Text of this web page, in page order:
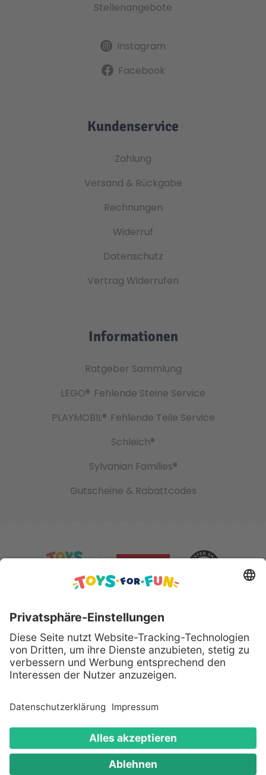
Stellenangebote
Instagram
Facebook
Kundenservice
Zahlung
Versand & Rückgabe
Rechnungen
Widerruf
Datenschutz
Vertrag Widerrufen
Informationen
Ratgeber Sammlung
LEGO® Fehlende Steine Service
PLAYMOBIL® Fehlende Teile Service
Schleich®
Sylvanian Families®
Gutscheine & Rabattcodes
Sicher bezahlen mit:
Alle genannten Produkte und Logos sind eingetragene
Warenzeichen der jeweiligen Hersteller.
Copyright © 2008 - 2026 Toys for Fun GmbH - Alle
Rechte vorbehalten